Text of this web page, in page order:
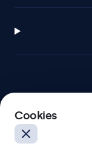
Cookies